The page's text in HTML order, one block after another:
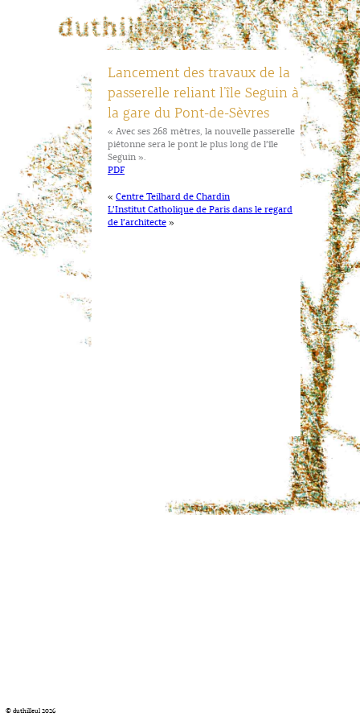
Lancement des travaux de la
passerelle reliant l’île Seguin à
la gare du Pont-de-Sèvres
« Avec ses 268 mètres, la nouvelle passerelle
piétonne sera le pont le plus long de l’île
Seguin ».
PDF
« Centre Teilhard de Chardin
L’Institut Catholique de Paris dans le regard
de l’architecte »
© duthilleul 2026